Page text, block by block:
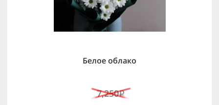
Белое облако
7,250i